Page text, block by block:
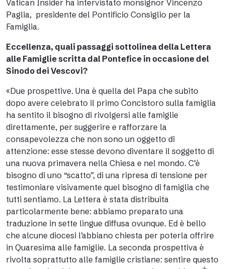
Vatican Insider ha intervistato monsignor Vincenzo
Paglia, presidente del Pontificio Consiglio per la
Famiglia.
Eccellenza, quali passaggi sottolinea della Lettera
alle Famiglie scritta dal Pontefice in occasione del
Sinodo dei Vescovi?
«Due prospettive. Una è quella del Papa che subito
dopo avere celebrato il primo Concistoro sulla famiglia
ha sentito il bisogno di rivolgersi alle famiglie
direttamente, per suggerire e rafforzare la
consapevolezza che non sono un oggetto di
attenzione: esse stesse devono diventare il soggetto di
una nuova primavera nella Chiesa e nel mondo. C’è
bisogno di uno “scatto”, di una ripresa di tensione per
testimoniare visivamente quel bisogno di famiglia che
tutti sentiamo. La Lettera è stata distribuita
particolarmente bene: abbiamo preparato una
traduzione in sette lingue diffusa ovunque. Ed è bello
che alcune diocesi l’abbiano chiesta per poterla offrire
in Quaresima alle famiglie. La seconda prospettiva è
rivolta soprattutto alle famiglie cristiane: sentire questo